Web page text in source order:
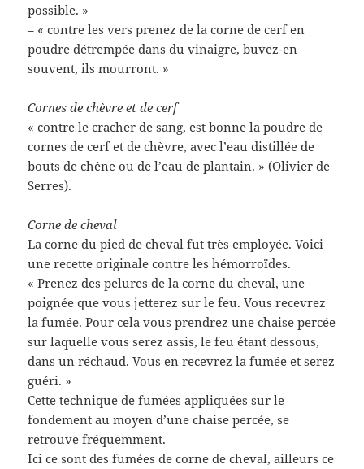
possible. »
– « contre les vers prenez de la corne de cerf en
poudre détrempée dans du vinaigre, buvez-en
souvent, ils mourront. »
Cornes de chèvre et de cerf
« contre le cracher de sang, est bonne la poudre de
cornes de cerf et de chèvre, avec l’eau distillée de
bouts de chêne ou de l’eau de plantain. » (Olivier de
Serres).
Corne de cheval
La corne du pied de cheval fut très employée. Voici
une recette originale contre les hémorroïdes.
« Prenez des pelures de la corne du cheval, une
poignée que vous jetterez sur le feu. Vous recevrez
la fumée. Pour cela vous prendrez une chaise percée
sur laquelle vous serez assis, le feu étant dessous,
dans un réchaud. Vous en recevrez la fumée et serez
guéri. »
Cette technique de fumées appliquées sur le
fondement au moyen d’une chaise percée, se
retrouve fréquemment.
Ici ce sont des fumées de corne de cheval, ailleurs ce